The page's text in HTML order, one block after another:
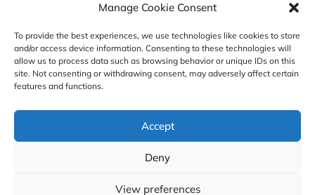
Manage Cookie Consent
To provide the best experiences, we use technologies like cookies to store
and/or access device information. Consenting to these technologies will
allow us to process data such as browsing behavior or unique IDs on this
site. Not consenting or withdrawing consent, may adversely affect certain
features and functions.
Accept
Deny
View preferences
Política de Cookies Política de Privacidad
Aviso Legal
GBS Finance ©2023
Capital Markets AV SA
GBS Finance